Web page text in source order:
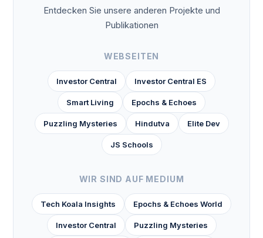
Entdecken Sie unsere anderen Projekte und
Publikationen
WEBSEITEN
Investor Central Investor Central ES
Smart Living Epochs & Echoes
Puzzling Mysteries Hindutva Elite Dev
JS Schools
WIR SIND AUF MEDIUM
Tech Koala Insights Epochs & Echoes World
Investor Central Puzzling Mysteries